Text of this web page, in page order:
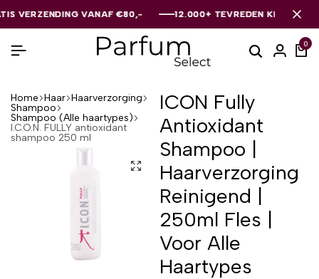
VANAF €80,- 12.000+ TEVREDEN KLANTEN
VANAF €80,- 12.000+ TEVREDEN KLANTEN
VANAF €80,- 12.000+ TEVREDEN KLANTEN
0
Home Haar Haarverzorging
Shampoo
Shampoo (Alle haartypes)
I.C.O.N. FULLY antioxidant
shampoo 250 ml
ICON Fully
Antioxidant
Shampoo |
Haarverzorging
Reinigend |
250ml Fles |
Voor Alle
Haartypes